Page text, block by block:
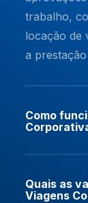
trabalho,
locação de
a
Como
Quais as
Viagens